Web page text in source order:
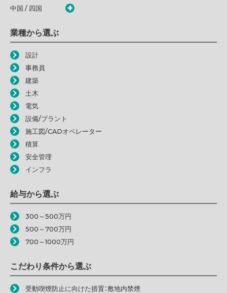
中国 / 四国
業種から選ぶ
設計
事務員
建築
土木
電気
設備/プラント
施工図/CADオペレーター
積算
安全管理
インフラ
給与から選ぶ
300～500万円
500～700万円
700～1000万円
こだわり条件から選ぶ
受動喫煙防止に向けた措置：敷地内禁煙